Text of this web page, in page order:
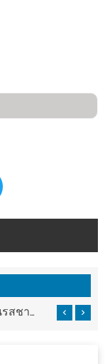
มาที่เดียว จบ ครบ กับความหลากหลายในรสชาติที่นำมาจากทั่วเมืองจีนที่ HAN The Chinese Cuisine